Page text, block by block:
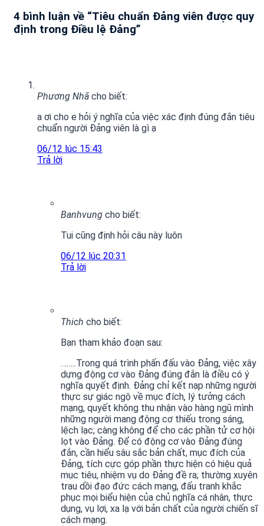
4 bình luận về “Tiêu chuẩn Đảng viên được quy
định trong Điều lệ Đảng”
Phương Nhã cho biết:
a ơi cho e hỏi ý nghĩa của việc xác định đúng đắn tiêu
chuẩn người Đảng viên là gì ạ
06/12 lúc 15:43
Trả lời
Banhvung cho biết:
Tui cũng định hỏi câu này luôn
06/12 lúc 20:31
Trả lời
Thich cho biết:
Bạn tham khảo đoạn sau:
……..Trong quá trình phấn đấu vào Đảng, việc xây
dựng động cơ vào Đảng đúng đắn là điều có ý
nghĩa quyết định. Đảng chỉ kết nạp những người
thực sự giác ngộ về mục đích, lý tưởng cách
mạng, quyết không thu nhận vào hàng ngũ mình
những người mang động cơ thiếu trong sáng,
lệch lạc; càng không để cho các phần tử cơ hội
lọt vào Đảng. Để có động cơ vào Đảng đúng
đắn, cần hiểu sâu sắc bản chất, mục đích của
Đảng, tích cực góp phần thực hiện có hiệu quả
mục tiêu, nhiệm vụ do Đảng đề ra; thường xuyên
trau dồi đạo đức cách mạng, đấu tranh khắc
phục mọi biểu hiện của chủ nghĩa cá nhân, thực
dụng, vụ lợi, xa lạ với bản chất của người chiến sĩ
cách mạng.